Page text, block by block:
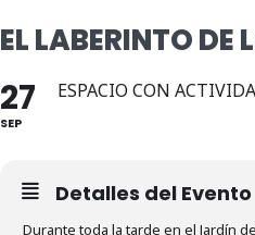
EL LABERINTO DE
27
SEP
ESPACIO CON
Detalles del Evento
Durante toda la tarde en el Jardín